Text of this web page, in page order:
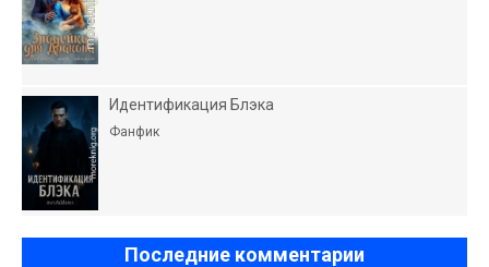
Идентификация Блэка
Фанфик
Последние комментарии